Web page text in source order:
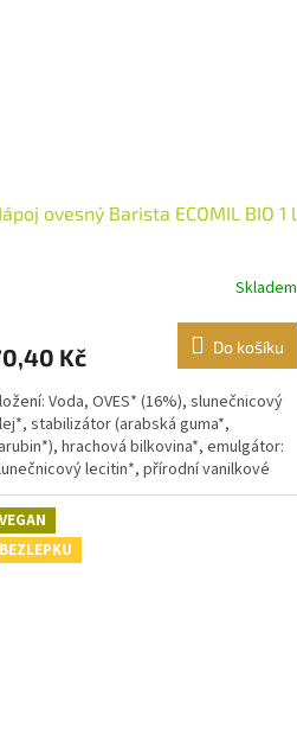
ovesný Barista ECOMIL BIO 1 l
Skladem
Kč Do košíku
Voda, OVES* (16%), slunečnicový
stabilizátor (arabská guma*,
hrachová bilkovina*, emulgátor:
lecitin*, přírodní vanilkové
VEGAN
BEZLEPKU